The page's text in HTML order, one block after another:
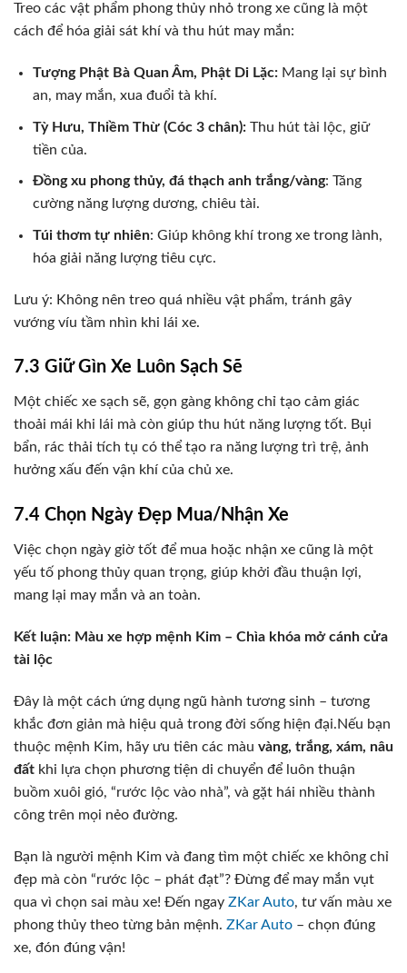
Treo các vật phẩm phong thủy nhỏ trong xe cũng là một
cách để hóa giải sát khí và thu hút may mắn:
Tượng Phật Bà Quan Âm, Phật Di Lặc:Mang lại sự bình
an, may mắn, xua đuổi tà khí.
Tỳ Hưu, Thiềm Thừ (Cóc 3 chân):Thu hút tài lộc, giữ
tiền của.
Đồng xu phong thủy, đá thạch anh trắng/vàng: Tăng
cường năng lượng dương, chiêu tài.
Túi thơm tự nhiên: Giúp không khí trong xe trong lành,
hóa giải năng lượng tiêu cực.
Lưu ý: Không nên treo quá nhiều vật phẩm, tránh gây
vướng víu tầm nhìn khi lái xe.
7.3 Giữ Gìn Xe Luôn Sạch Sẽ
Một chiếc xe sạch sẽ, gọn gàng không chỉ tạo cảm giác
thoải mái khi lái mà còn giúp thu hút năng lượng tốt. Bụi
bẩn, rác thải tích tụ có thể tạo ra năng lượng trì trệ, ảnh
hưởng xấu đến vận khí của chủ xe.
7.4 Chọn Ngày Đẹp Mua/Nhận Xe
Việc chọn ngày giờ tốt để mua hoặc nhận xe cũng là một
yếu tố phong thủy quan trọng, giúp khởi đầu thuận lợi,
mang lại may mắn và an toàn.
Kết luận: Màu xe hợp mệnh Kim – Chìa khóa mở cánh cửa
tài lộc
Đây là một cách ứng dụng ngũ hành tương sinh – tương
khắc đơn giản mà hiệu quả trong đời sống hiện đại.Nếu bạn
thuộc mệnh Kim, hãy ưu tiên các màu vàng, trắng, xám, nâu
đất khi lựa chọn phương tiện di chuyển để luôn thuận
buồm xuôi gió, “rước lộc vào nhà”, và gặt hái nhiều thành
công trên mọi nẻo đường.
Bạn là người mệnh Kim và đang tìm một chiếc xe không chỉ
đẹp mà còn “rước lộc – phát đạt”? Đừng để may mắn vụt
qua vì chọn sai màu xe! Đến ngay ZKar Auto, tư vấn màu xe
phong thủy theo từng bản mệnh. ZKar Auto – chọn đúng
xe, đón đúng vận!